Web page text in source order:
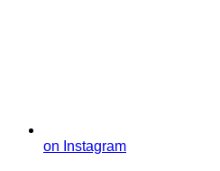
on Instagram